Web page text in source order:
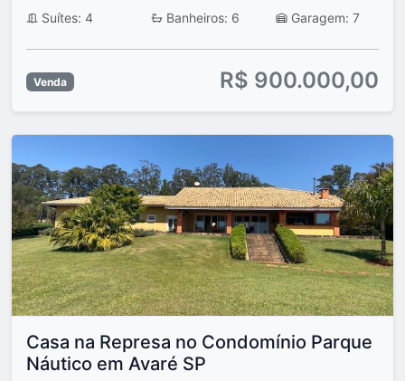
Suítes: 4
Banheiros: 6 Garagem: 7
Venda R$ 900.000,00
Casa na Represa no Condomínio Parque
Náutico em Avaré SP